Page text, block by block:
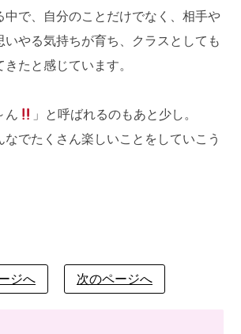
中で、自分のことだけでなく、相手や
いやる気持ちが育ち、クラスとしても
たと感じています。
ん
」と呼ばれるのもあと少し。
なでたくさん楽しいことをしていこう
ジへ 次のページへ